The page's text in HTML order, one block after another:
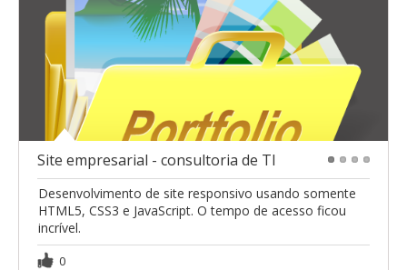
Site empresarial - consultoria de TI
Desenvolvimento de site responsivo usando somente
HTML5, CSS3 e JavaScript. O tempo de acesso ficou
incrível.
0